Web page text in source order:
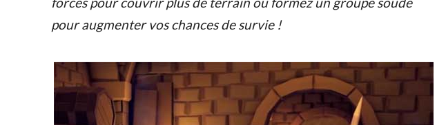
pour augmenter vos chances de survie !